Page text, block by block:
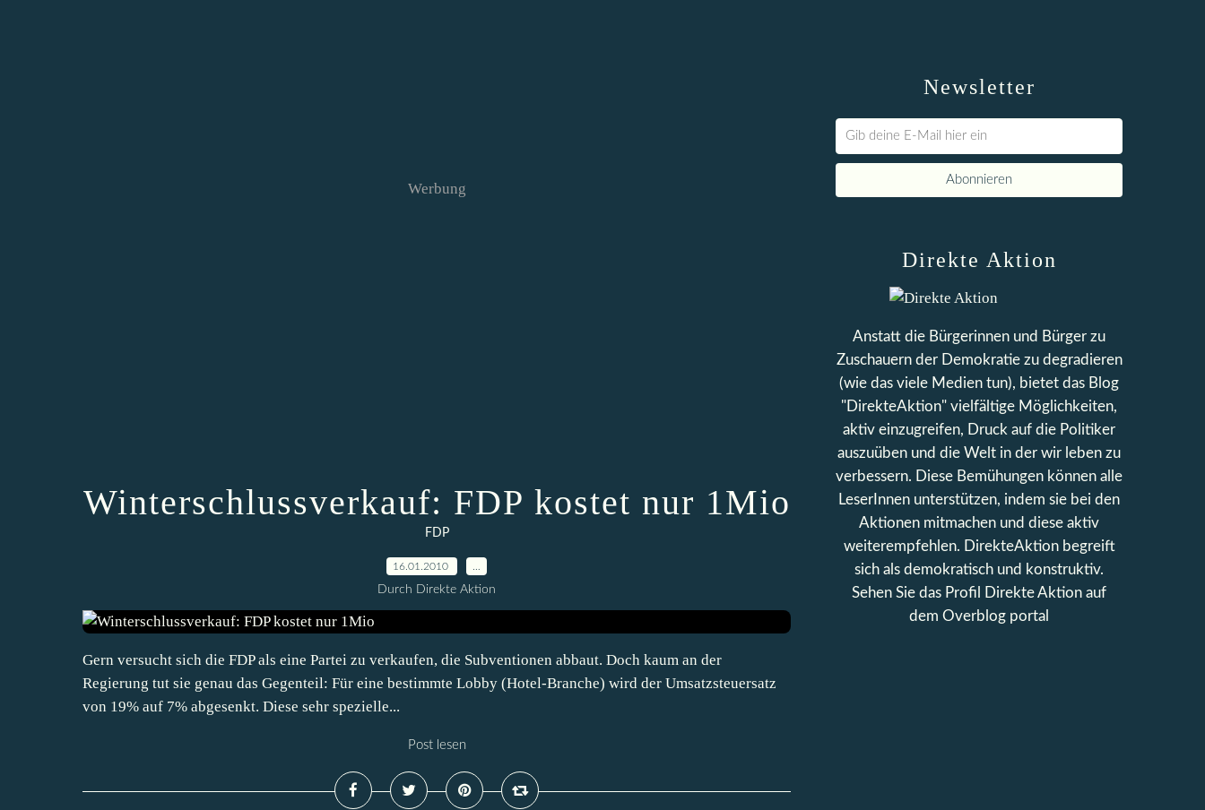
Werbung
Winterschlussverkauf: FDP kostet nur 1Mio
FDP
16.01.2010
Durch Direkte Aktion
Gern versucht sich die FDP als eine Partei zu verkaufen, die Subventionen abbaut. Doch kaum an der
Regierung tut sie genau das Gegenteil: Für eine bestimmte Lobby (Hotel-Branche) wird der Umsatzsteuersatz
von 19% auf 7% abgesenkt. Diese sehr spezielle...
Post lesen
Newsletter
Direkte Aktion
Anstatt die Bürgerinnen und Bürger zu
Zuschauern der Demokratie zu degradieren
(wie das viele Medien tun), bietet das Blog
"DirekteAktion" vielfältige Möglichkeiten,
aktiv einzugreifen, Druck auf die Politiker
auszuüben und die Welt in der wir leben zu
verbessern. Diese Bemühungen können alle
LeserInnen unterstützen, indem sie bei den
Aktionen mitmachen und diese aktiv
weiterempfehlen. DirekteAktion begreift
sich als demokratisch und konstruktiv.
Sehen Sie das Profil
Direkte Aktion auf
dem Overblog portal